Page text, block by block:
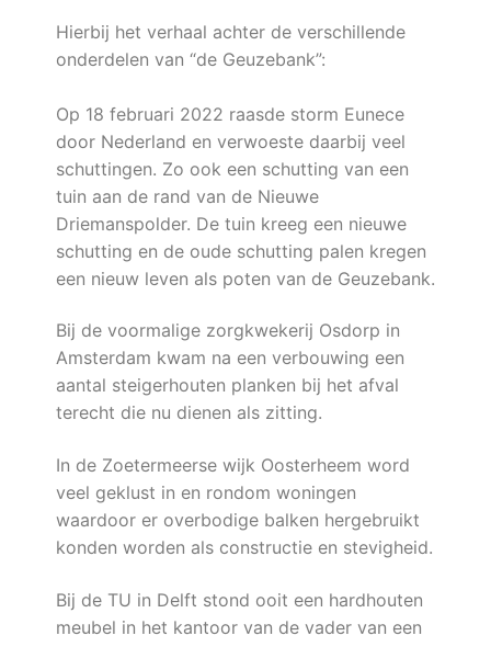
Hierbij het verhaal achter de verschillende
onderdelen van “de Geuzebank”:
Op 18 februari 2022 raasde storm Eunece
door Nederland en verwoeste daarbij veel
schuttingen. Zo ook een schutting van een
tuin aan de rand van de Nieuwe
Driemanspolder. De tuin kreeg een nieuwe
schutting en de oude schutting palen kregen
een nieuw leven als poten van de Geuzebank.
Bij de voormalige zorgkwekerij Osdorp in
Amsterdam kwam na een verbouwing een
aantal steigerhouten planken bij het afval
terecht die nu dienen als zitting.
In de Zoetermeerse wijk Oosterheem word
veel geklust in en rondom woningen
waardoor er overbodige balken hergebruikt
konden worden als constructie en stevigheid.
Bij de TU in Delft stond ooit een hardhouten
meubel in het kantoor van de vader van een